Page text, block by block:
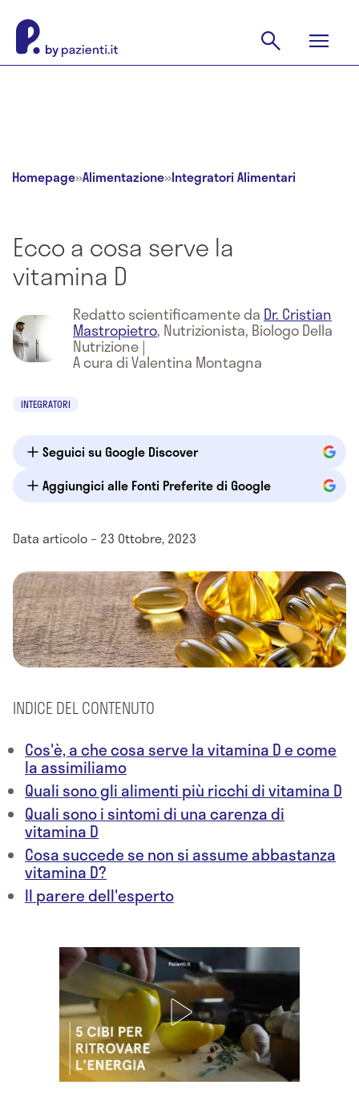
Homepage»Alimentazione»Integratori Alimentari
Ecco a cosa serve la
vitamina D
Redatto scientificamente da Dr. Cristian
Mastropietro, Nutrizionista, Biologo Della
Nutrizione|
A cura di Valentina Montagna
INTEGRATORI
Seguici su Google Discover
Aggiungici alle Fonti Preferite di Google
Data articolo – 23 Ottobre, 2023
INDICE DEL CONTENUTO
Cos'è, a che cosa serve la vitamina D e come
la assimiliamo
Quali sono gli alimenti più ricchi di vitamina D
Quali sono i sintomi di una carenza di
vitamina D
Cosa succede se non si assume abbastanza
vitamina D?
Il parere dell'esperto